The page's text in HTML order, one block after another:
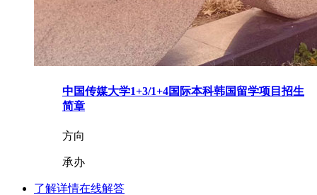
中国传媒大学1+3/1+4国际本科韩国留学项目招生
简章
方向
承办
了解详情在线解答